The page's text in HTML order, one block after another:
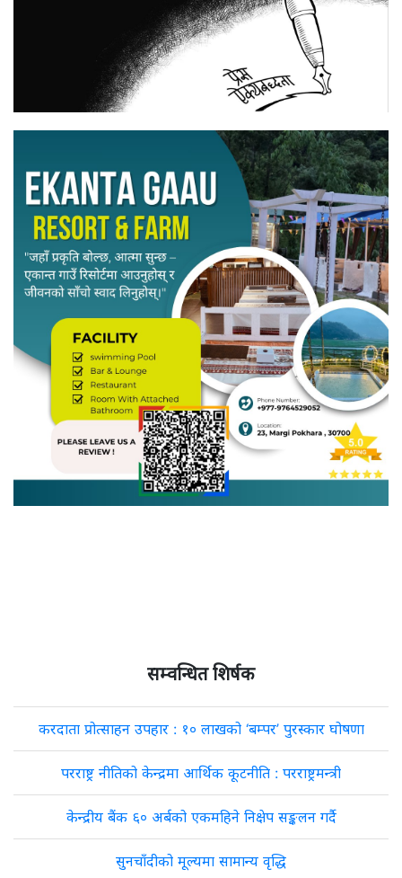
सम्वन्धित शिर्षक
करदाता प्रोत्साहन उपहार : १० लाखको ‘बम्पर’ पुरस्कार घोषणा
परराष्ट्र नीतिको केन्द्रमा आर्थिक कूटनीति : परराष्ट्रमन्त्री
केन्द्रीय बैंक ६० अर्बको एकमहिने निक्षेप सङ्कलन गर्दै
सुनचाँदीको मूल्यमा सामान्य वृद्धि